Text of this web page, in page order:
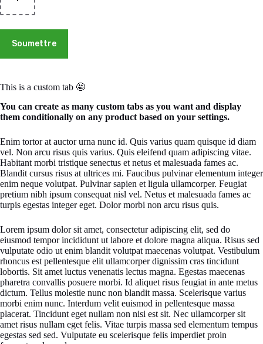
Soumettre
This is a custom tab 🤩
You can create as many custom tabs as you want and display
them conditionally on any product based on your settings.
Enim tortor at auctor urna nunc id. Quis varius quam quisque id diam
vel. Non arcu risus quis varius. Quis eleifend quam adipiscing vitae.
Habitant morbi tristique senectus et netus et malesuada fames ac.
Blandit cursus risus at ultrices mi. Faucibus pulvinar elementum integer
enim neque volutpat. Pulvinar sapien et ligula ullamcorper. Feugiat
pretium nibh ipsum consequat nisl vel. Netus et malesuada fames ac
turpis egestas integer eget. Dolor morbi non arcu risus quis.
Lorem ipsum dolor sit amet, consectetur adipiscing elit, sed do
eiusmod tempor incididunt ut labore et dolore magna aliqua. Risus sed
vulputate odio ut enim blandit volutpat maecenas volutpat. Vestibulum
rhoncus est pellentesque elit ullamcorper dignissim cras tincidunt
lobortis. Sit amet luctus venenatis lectus magna. Egestas maecenas
pharetra convallis posuere morbi. Id aliquet risus feugiat in ante metus
dictum. Tellus molestie nunc non blandit massa. Scelerisque varius
morbi enim nunc. Interdum velit euismod in pellentesque massa
placerat. Tincidunt eget nullam non nisi est sit. Nec ullamcorper sit
amet risus nullam eget felis. Vitae turpis massa sed elementum tempus
egestas sed sed. Vulputate eu scelerisque felis imperdiet proin